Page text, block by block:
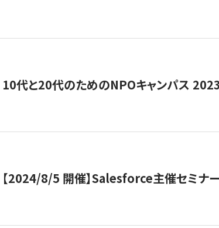
10代と20代のためのNPOキャンパス
【2024/8/5 開催】Salesforce主催セミ